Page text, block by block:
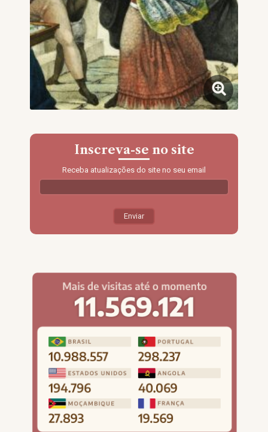
Inscreva-se no site
Receba atualizações do site no seu email